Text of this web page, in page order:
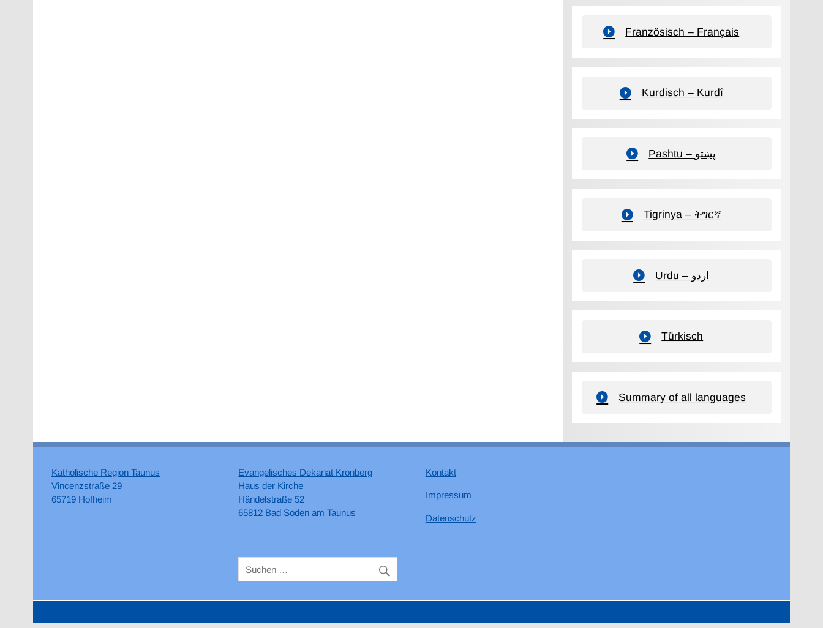
Französisch – Français
Kurdisch – Kurdî
Pashtu – پښتو
Tigrinya – ትግርኛ
Urdu – اردو
Türkisch
Summary of all languages
Katholische Region Taunus
Vincenzstraße 29
65719 Hofheim
Evangelisches Dekanat Kronberg
Haus der Kirche
Händelstraße 52
65812 Bad Soden am Taunus
Kontakt
Impressum
Datenschutz